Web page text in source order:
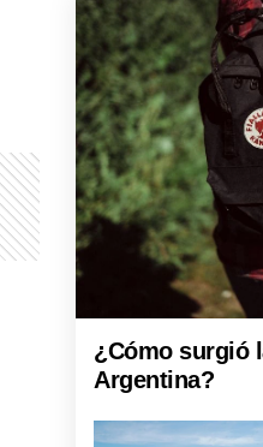
¿Cómo surgió
Argentina?